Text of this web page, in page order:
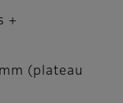
+
(plateau